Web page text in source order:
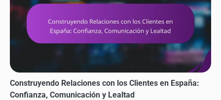
Construyendo Relaciones con los Clientes en España:
Confianza, Comunicación y Lealtad